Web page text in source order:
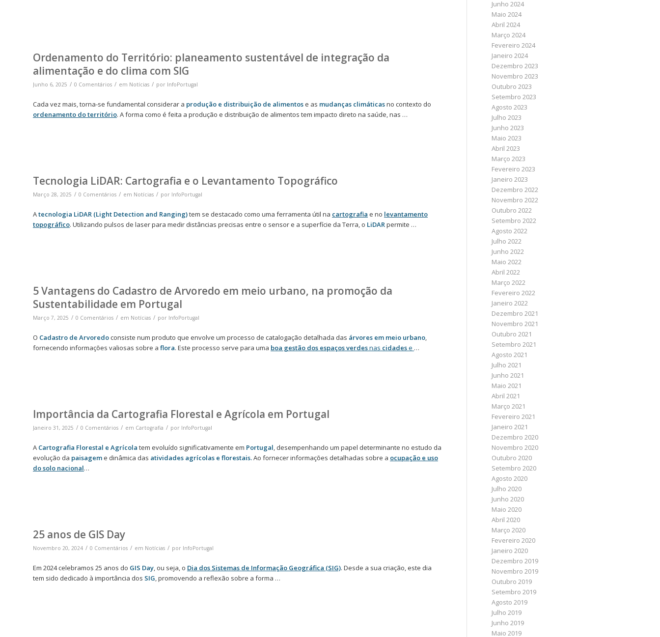
Ordenamento do Território: planeamento sustentável de integração da
alimentação e do clima com SIG
Junho 6, 2025 / 0 Comentários / em Notícias / por InfoPortugal
Cada vez mais, torna-se fundamental considerar a produção e distribuição de alimentose as mudanças climáticasno contexto do
ordenamento do território. A forma como é feita a produção e distribuição de alimentos tem impacto direto na saúde, nas …
Tecnologia LiDAR: Cartografia e o Levantamento Topográfico
Março 28, 2025 / 0 Comentários / em Notícias / por InfoPortugal
Atecnologia LiDAR (Light Detection and Ranging)tem se destacado como uma ferramenta útil na cartografia e no levantamento
topográfico. Utilizando pulsos de laser para medir distâncias precisas entre o sensor e a superfície da Terra, o LiDARpermite …
5 Vantagens do Cadastro de Arvoredo em meio urbano, na promoção da
Sustentabilidade em Portugal
Março 7, 2025 / 0 Comentários / em Notícias / por InfoPortugal
O Cadastro de Arvoredoconsiste num produto que envolve um processo de catalogação detalhada das árvores em meio urbano,
fornecendo informações valiosas sobre a flora. Este processo serve para uma boa gestão dos espaços verdesnas cidadese …
Importância da Cartografia Florestal e Agrícola em Portugal
Janeiro 31, 2025 / 0 Comentários / em Cartografia / por InfoPortugal
A Cartografia Florestal e Agrícola tem evoluído significativamente em Portugal, desempenhando um papel determinante no estudo da
evolução da paisageme dinâmica das atividades agrícolas e florestais.Ao fornecer informações detalhadas sobre a ocupação e uso
do solo nacional…
25 anos de GIS Day
Novembro 20, 2024 / 0 Comentários / em Notícias / por InfoPortugal
Em 2024 celebramos 25 anos do GIS Day, ou seja, o Dia dos Sistemas de Informação Geográfica (SIG). Desde a sua criação, este dia
tem sido dedicado à importância dos SIG, promovendo a reflexão sobre a forma …
Junho 2024
Maio 2024
Abril 2024
Março 2024
Fevereiro 2024
Janeiro 2024
Dezembro 2023
Novembro 2023
Outubro 2023
Setembro 2023
Agosto 2023
Julho 2023
Junho 2023
Maio 2023
Abril 2023
Março 2023
Fevereiro 2023
Janeiro 2023
Dezembro 2022
Novembro 2022
Outubro 2022
Setembro 2022
Agosto 2022
Julho 2022
Junho 2022
Maio 2022
Abril 2022
Março 2022
Fevereiro 2022
Janeiro 2022
Dezembro 2021
Novembro 2021
Outubro 2021
Setembro 2021
Agosto 2021
Julho 2021
Junho 2021
Maio 2021
Abril 2021
Março 2021
Fevereiro 2021
Janeiro 2021
Dezembro 2020
Novembro 2020
Outubro 2020
Setembro 2020
Agosto 2020
Julho 2020
Junho 2020
Maio 2020
Abril 2020
Março 2020
Fevereiro 2020
Janeiro 2020
Dezembro 2019
Novembro 2019
Outubro 2019
Setembro 2019
Agosto 2019
Julho 2019
Junho 2019
Maio 2019